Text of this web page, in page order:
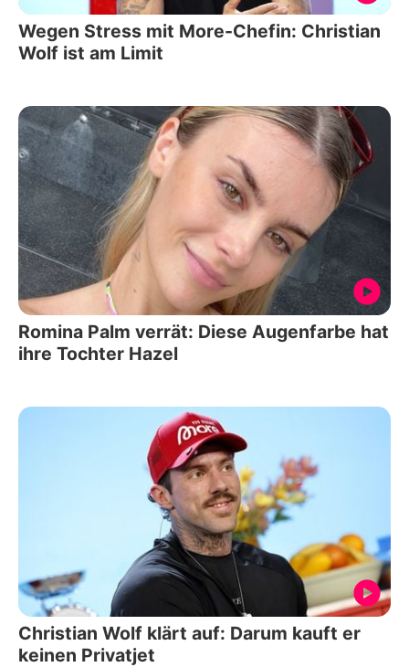
Wegen Stress mit More-Chefin: Christian
Wolf ist am Limit
Romina Palm verrät: Diese Augenfarbe hat
ihre Tochter Hazel
Christian Wolf klärt auf: Darum kauft er
keinen Privatjet